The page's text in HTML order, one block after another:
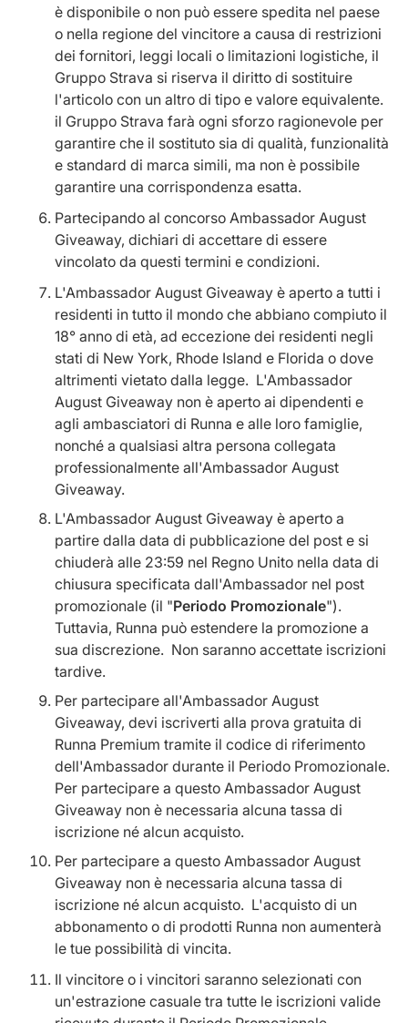
è disponibile o non può essere spedita nel paese
o nella regione del vincitore a causa di restrizioni
dei fornitori, leggi locali o limitazioni logistiche, il
Gruppo Strava si riserva il diritto di sostituire
l'articolo con un altro di tipo e valore equivalente.
il Gruppo Strava farà ogni sforzo ragionevole per
garantire che il sostituto sia di qualità, funzionalità
e standard di marca simili, ma non è possibile
garantire una corrispondenza esatta.
Partecipando al concorso Ambassador August
Giveaway, dichiari di accettare di essere
vincolato da questi termini e condizioni.
L'Ambassador August Giveaway è aperto a tutti i
residenti in tutto il mondo che abbiano compiuto il
18° anno di età, ad eccezione dei residenti negli
stati di New York, Rhode Island e Florida o dove
altrimenti vietato dalla legge. L'Ambassador
August Giveaway non è aperto ai dipendenti e
agli ambasciatori di Runna e alle loro famiglie,
nonché a qualsiasi altra persona collegata
professionalmente all'Ambassador August
Giveaway.
L'Ambassador August Giveaway è aperto a
partire dalla data di pubblicazione del post e si
chiuderà alle 23:59 nel Regno Unito nella data di
chiusura specificata dall'Ambassador nel post
promozionale (il "Periodo Promozionale").
Tuttavia, Runna può estendere la promozione a
sua discrezione. Non saranno accettate iscrizioni
tardive.
Per partecipare all'Ambassador August
Giveaway, devi iscriverti alla prova gratuita di
Runna Premium tramite il codice di riferimento
dell'Ambassador durante il Periodo Promozionale.
Per partecipare a questo Ambassador August
Giveaway non è necessaria alcuna tassa di
iscrizione né alcun acquisto.
Per partecipare a questo Ambassador August
Giveaway non è necessaria alcuna tassa di
iscrizione né alcun acquisto. L'acquisto di un
abbonamento o di prodotti Runna non aumenterà
le tue possibilità di vincita.
Il vincitore o i vincitori saranno selezionati con
un'estrazione casuale tra tutte le iscrizioni valide